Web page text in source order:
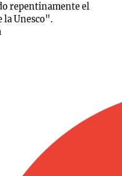
repentinamente el
la Unesco".